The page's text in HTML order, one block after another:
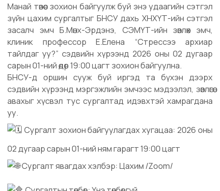
Манай төвөөс зохион байгуулж буй энэ удаагийн сэтгэл
зүйн цахим сургалтыг БНСУ дахь ХНХҮТ-ийн сэтгэл
засалч эмч Б.Мөнх-Эрдэнэ, СЭМҮТ-ийн зөвлөх эмч,
клиник профессор Е.Елена “Стрессээ архиар
тайлдаг уу?” сэдвийн хүрээнд 2026 оны 02 дугаар
сарын 01-ний өдөр 19:00 цагт зохион байгуулна.
БНСУ-д оршин сууж буй иргэд та бүхэн дээрх
сэдвийн хүрээнд мэргэжлийн эмчээс мэдээлэл, зөвлөгөө
авахыг хүсвэл тус сургалтад идэвхтэй хамрагдана
уу.
Сургалт зохион байгуулагдах хугацаа: 2026 оны
02 дугаар сарын 01-ний ням гарагт 19:00 цагт
Сургалт явагдах хэлбэр: Цахим /Zoom/